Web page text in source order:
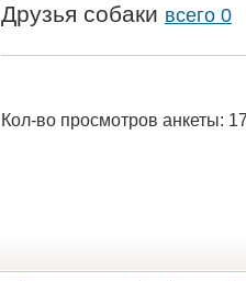
Друзья собаки всего 0
Кол-во просмотров анкеты: